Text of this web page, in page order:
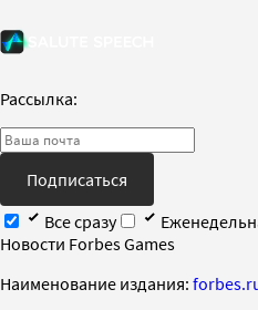
Рассылка:
Подписаться
Все сразу
Новости Forbes Games
Наименование издания: